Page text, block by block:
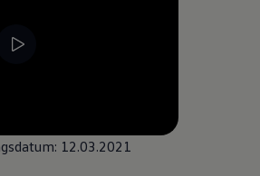
Verbleibende Zeit, --:--
12.03.2021